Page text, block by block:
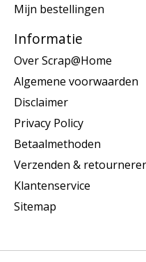
Mijn bestellingen
Informatie
Over Scrap@Home
Algemene voorwaarden
Disclaimer
Privacy Policy
Betaalmethoden
Verzenden &
Klantenservice
Sitemap